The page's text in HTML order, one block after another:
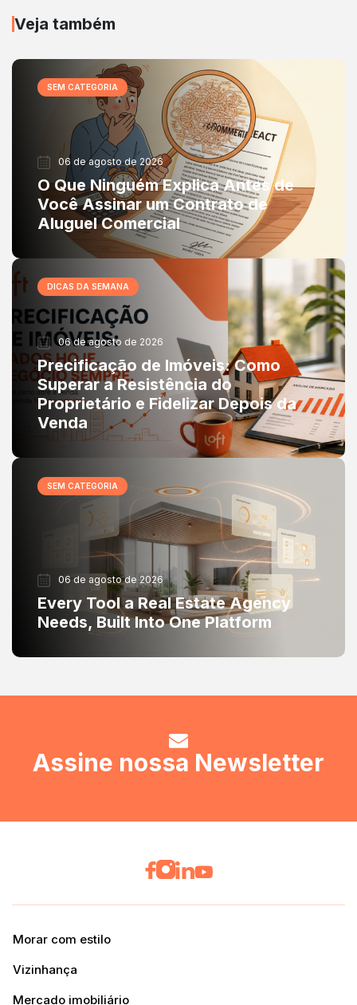
Veja também
SEM CATEGORIA
06 de agosto de 2026
O Que Ninguém Explica Antes de
Você Assinar um Contrato de
Aluguel Comercial
DICAS DA SEMANA
06 de agosto de 2026
Precificação de Imóveis: Como
Superar a Resistência do
Proprietário e Fidelizar Depois da
Venda
SEM CATEGORIA
06 de agosto de 2026
Every Tool a Real Estate Agency
Needs, Built Into One Platform
Assine nossa Newsletter
Morar com estilo
Vizinhança
Mercado imobiliário